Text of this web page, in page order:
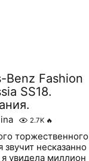
Benz Fashion
SS18.
2.7K 🔥
торжественного
звучит несказанно
я увидела миллион